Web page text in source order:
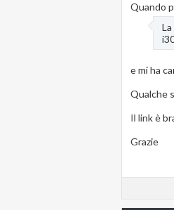
Quando
e mi ha
Qualche
Il link è
Grazie